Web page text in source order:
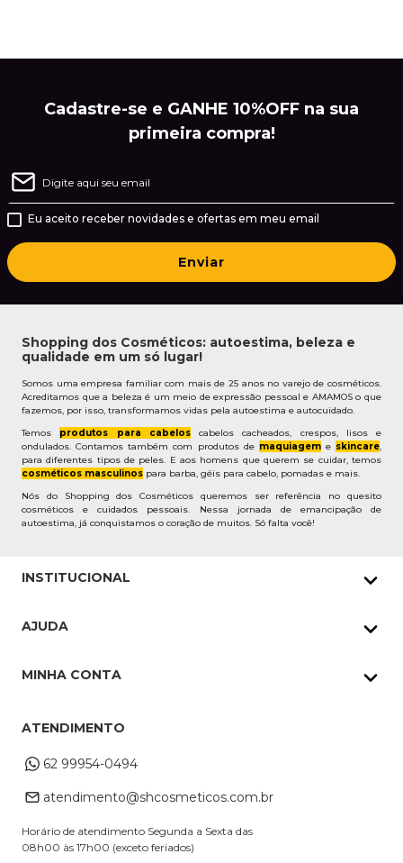
Cadastre-se e GANHE 10%OFF na sua
primeira compra!
Eu aceito receber novidades e ofertas em meu email
Enviar
Shopping dos Cosméticos: autoestima, beleza e
qualidade em um só lugar!
Somos uma empresa familiar com mais de 25 anos no varejo de cosméticos.
Acreditamos que a beleza é um meio de expressão pessoal e AMAMOS o que
fazemos, por isso, transformamos vidas pela autoestima e autocuidado.
Temos produtos para cabeloscabelos cacheados, crespos, lisos e
ondulados. Contamos também com produtos de maquiageme skincare,
para diferentes tipos de peles. E aos homens que querem se cuidar, temos
cosméticos masculinos para barba, géis para cabelo, pomadas e mais.
Nós do Shopping dos Cosméticos queremos ser referência no quesito
cosméticos e cuidados pessoais. Nessa jornada de emancipação de
autoestima, já conquistamos o coração de muitos. Só falta você!
INSTITUCIONAL
Pedidos Whatsapp
Cupons
AJUDA
Troca e Devoluções
Dúvidas Frequentes
MINHA CONTA
Alterar Cadastro
ATENDIMENTO
62 99954-0494
atendimento@shcosmeticos.com.br
Horário de atendimento Segunda a Sexta das
08h00 às 17h00 (exceto feriados)